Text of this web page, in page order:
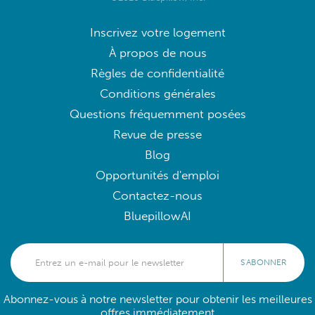
Inscrivez votre logement
À propos de nous
Règles de confidentialité
Conditions générales
Questions fréquemment posées
Revue de presse
Blog
Opportunités d'emploi
Contactez-nous
BluepillowAI
S'ABONNER
Abonnez-vous à notre newsletter pour obtenir les meilleures
offres immédiatement